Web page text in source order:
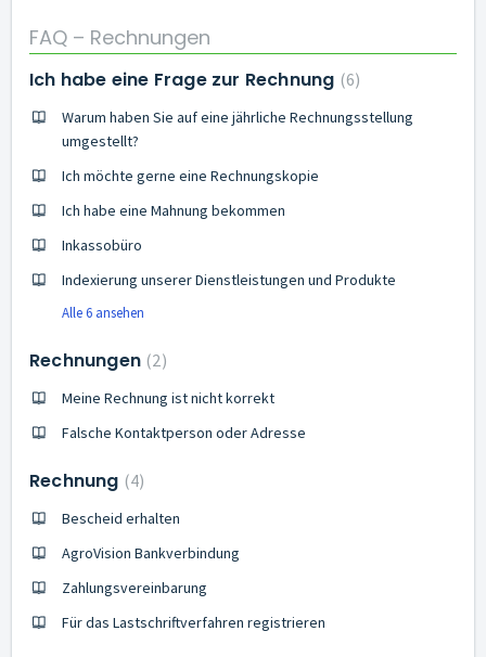
FAQ – Rechnungen
Ich habe eine Frage zur Rechnung 6
Warum haben Sie auf eine jährliche Rechnungsstellung
umgestellt?
Ich möchte gerne eine Rechnungskopie
Ich habe eine Mahnung bekommen
Inkassobüro
Indexierung unserer Dienstleistungen und Produkte
Alle 6 ansehen
Rechnungen 2
Meine Rechnung ist nicht korrekt
Falsche Kontaktperson oder Adresse
Rechnung 4
Bescheid erhalten
AgroVision Bankverbindung
Zahlungsvereinbarung
Für das Lastschriftverfahren registrieren